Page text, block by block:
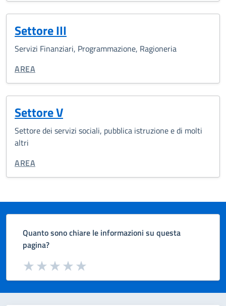
Settore III
Servizi Finanziari, Programmazione, Ragioneria
CATEGORIA CORRELATA:
AREA
Settore V
Settore dei servizi sociali, pubblica istruzione e di molti
altri
CATEGORIA CORRELATA:
AREA
Quanto sono chiare le informazioni su questa
pagina?
Valuta da 1 a 5 stelle la pagina
Valuta 5 stelle su 5
Valuta 4 stelle su 5
Valuta 3 stelle su 5
Valuta 2 stelle su 5
Valuta 1 stelle su 5